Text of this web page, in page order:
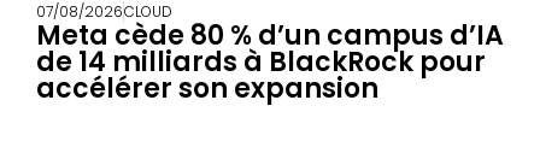
07/08/2026CLOUD
Meta cède 80 % d’un campus d’IA
de 14 milliards à BlackRock pour
accélérer son expansion